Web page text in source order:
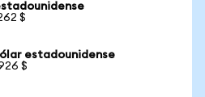
$
estadounidense
$